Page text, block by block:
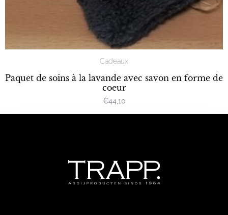
Cadeaux
Paquet de soins à la lavande avec savon en forme de
coeur
€44,10